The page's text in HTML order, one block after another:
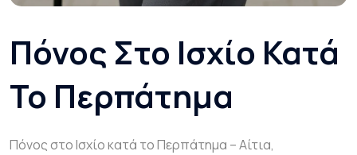
Πόνος Στο Ισχίο Κατά
Το Περπάτημα
Πόνος στο Ισχίο κατά το Περπάτημα – Αίτια,